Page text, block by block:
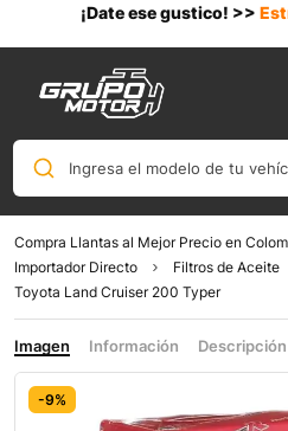
¡Date ese gustico! >>
Ingresa el modelo de tu
Compra Llantas al Mejor Precio en
Importador Directo
Filtros de Aceite
Toyota Land Cruiser 200 Typer
Imagen Información Descripción
-9%